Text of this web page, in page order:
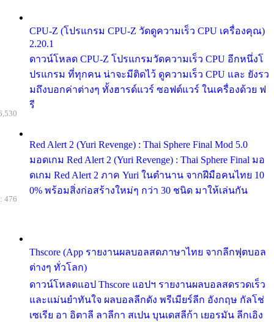
CPU-Z (โปรแกรม CPU-Z วัดดูความเร็ว CPU เครื่องคุณ)
2.20.1
ดาวน์โหลด CPU-Z โปรแกรมวัดความเร็ว CPU อีกหนึ่งโ
ปรแกรม ที่ทุกคน น่าจะมีติดไว้ ดูความเร็ว CPU และ ยังรว
มถึงบอกค่าต่างๆ ทั้งฮารด์แวร์ ซอฟต์แวร์ ในเครื่องด้วย ฟ
รี
Red Alert 2 (Yuri Revenge) : Thai Sphere Final Mod 5.0
มอดเกม Red Alert 2 (Yuri Revenge) : Thai Sphere Final มอ
ดเกม Red Alert 2 ภาค Yuri ในตำนาน จากฝีมือคนไทย 10
0% พร้อมสิ่งก่อสร้างใหม่ๆ กว่า 30 ชนิด มาให้เล่นกัน
Thscore (App รายงานผลบอลสดภาษาไทย จากลีกฟุตบอล
ต่างๆ ทั่วโลก)
ดาวน์โหลดแอป Thscore แอปฯ รายงานผลบอลสดรวดเร็ว
และแม่นยำทันใจ ผลบอลลีกดัง พรีเมียร์ลีก อังกฤษ กัลโช่
เซเรีย อา อิตาลี ลาลีกา สเปน บุนเดสลีก้า เยอรมัน ลีกเอิง
476